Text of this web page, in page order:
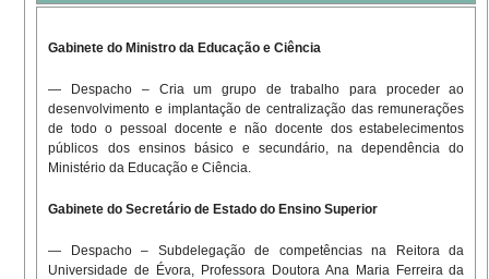
Gabinete do Ministro da Educação e Ciência
— Despacho – Cria um grupo de trabalho para proceder ao
desenvolvimento e implantação de centralização das remunerações
de todo o pessoal docente e não docente dos estabelecimentos
públicos dos ensinos básico e secundário, na dependência do
Ministério da Educação e Ciência.
Gabinete do Secretário de Estado do Ensino Superior
— Despacho – Subdelegação de competências na Reitora da
Universidade de Évora, Professora Doutora Ana Maria Ferreira da